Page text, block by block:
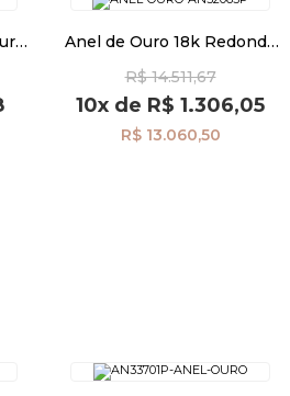
Anel de Ouro 18k Redondo
R$ 14.511,67
10x de R$ 1.306,05
R$ 13.060,50